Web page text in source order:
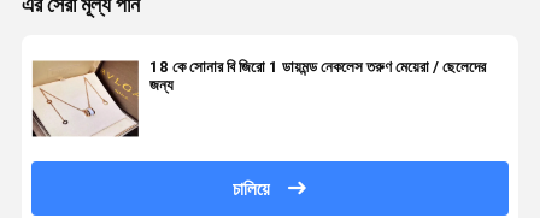
এর সেরা মূল্য পান
18 কে সোনার বি জিরো 1 ডায়মন্ড নেকলেস তরুণ মেয়েরা / ছেলেদের
জন্য
চালিয়ে